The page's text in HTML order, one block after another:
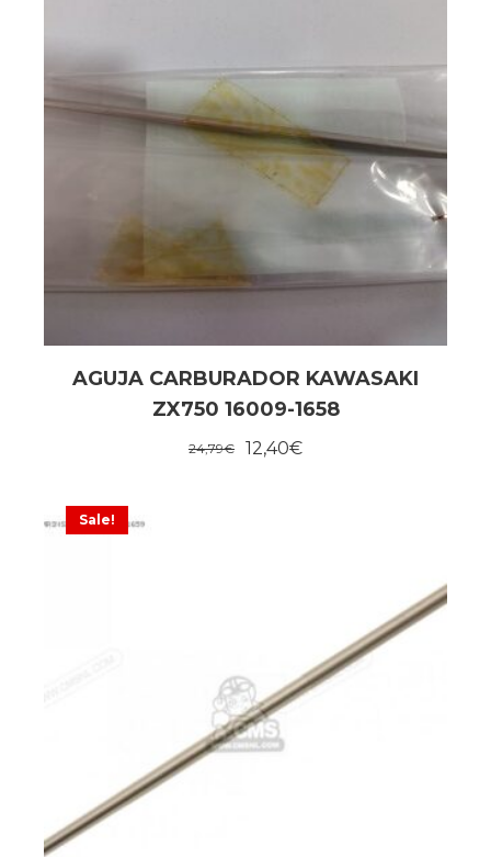
AGUJA CARBURADOR KAWASAKI
ZX750 16009-1658
24,79€ 12,40€
Sale!